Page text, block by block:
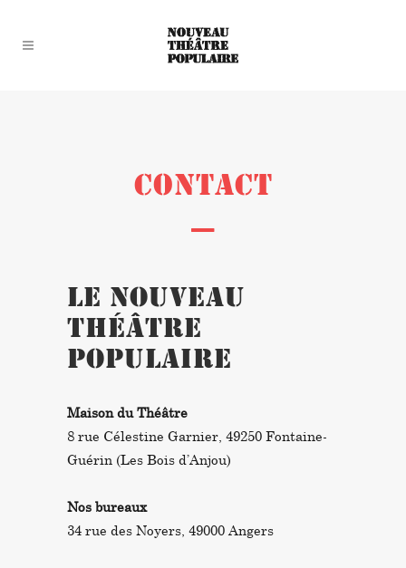
CONTACT
—
Le Nouveau
Théâtre
Populaire
Maison du Théâtre
8 rue Célestine Garnier, 49250 Fontaine-
Guérin (Les Bois d’Anjou)
Nos bureaux
34 rue des Noyers, 49000 Angers